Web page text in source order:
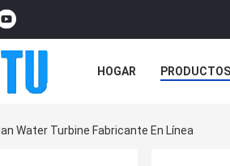
HOGAR PRODUCTOS
Water Turbine Fabricante En Línea